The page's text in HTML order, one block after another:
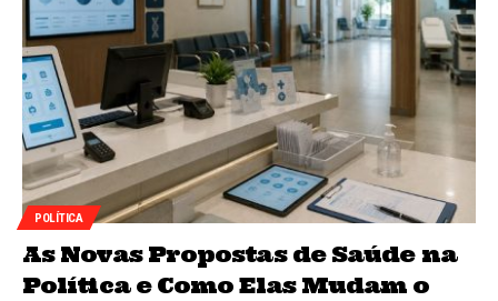
POLÍTICA
As Novas Propostas de Saúde na
Política e Como Elas Mudam o